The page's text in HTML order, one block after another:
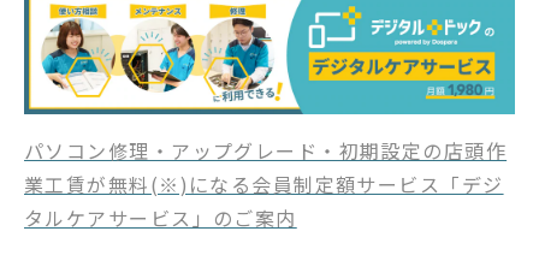
パソコン修理・アップグレード・初期設定の店頭作
業工賃が無料(※)になる会員制定額サービス「デジ
タルケアサービス」のご案内